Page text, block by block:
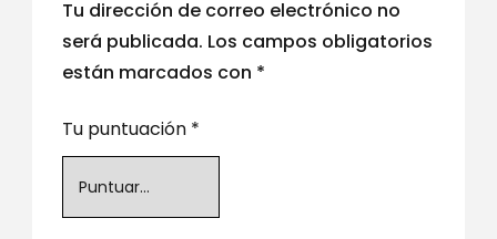
Tu dirección de correo electrónico no
será publicada. Los campos obligatorios
están marcados con *
Tu puntuación *